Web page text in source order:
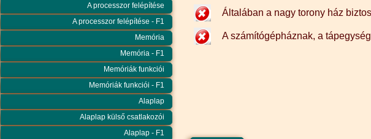
A processzor felépítése
A processzor felépítése - F1
Memória
Memória - F1
Memóriák funkciói
Memóriák funkciói - F1
Alaplap
Alaplap külső csatlakozói
Alaplap - F1
Általában a nagy torony ház
A számítógépháznak, a